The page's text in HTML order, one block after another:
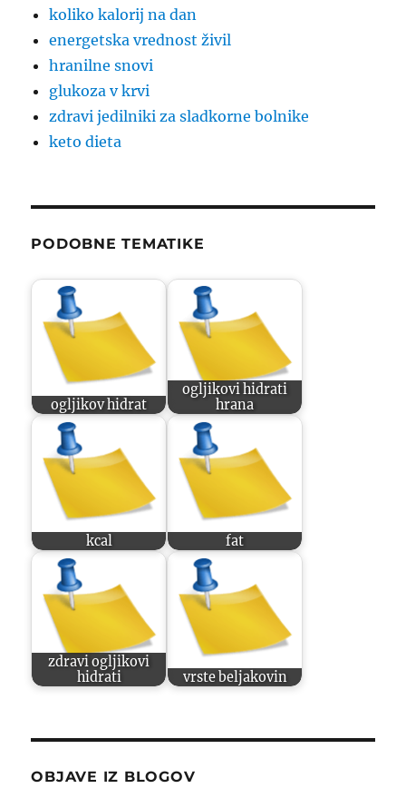
koliko kalorij na dan
energetska vrednost živil
hranilne snovi
glukoza v krvi
zdravi jedilniki za sladkorne bolnike
keto dieta
PODOBNE TEMATIKE
ogljikov hidrat
ogljikovi hidrati
hrana
kcal fat
zdravi ogljikovi
hidrati
vrste beljakovin
OBJAVE IZ BLOGOV